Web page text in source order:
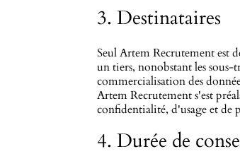
3. Destinataires
Seul Artem Recrutement est
un tiers, nonobstant les
commercialisation des
Artem Recrutement s'est
confidentialité, d'usage et de
4. Durée de